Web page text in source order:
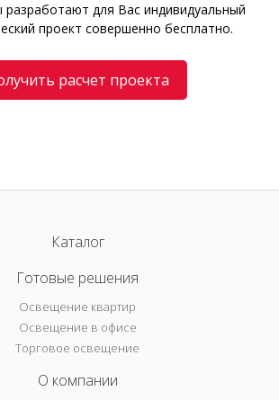
разработают для Вас индивидуальный
проект совершенно бесплатно.
расчет проекта
Каталог
Готовые решения
Освещение квартир
Освещение в офисе
Торговое освещение
О компании